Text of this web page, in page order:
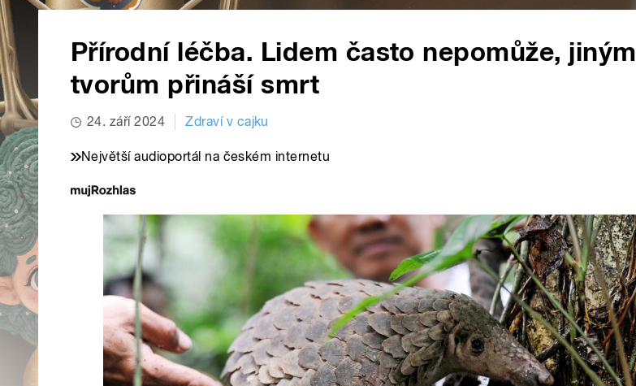
Přírodní léčba. Lidem často nepomůže, jiným
tvorům přináší smrt
24. září 2024 Zdraví v cajku
Největší audioportál na českém internetu